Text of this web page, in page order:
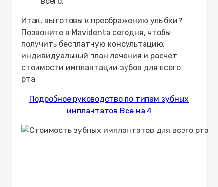
Итак, вы готовы к преображению улыбки?
Позвоните в Mavidenta сегодня, чтобы
получить бесплатную консультацию,
индивидуальный план лечения и расчет
стоимости имплантации зубов для всего
рта.
Подробное руководство по типам зубных
имплантатов Все на 4